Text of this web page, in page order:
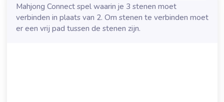
Mahjong Connect spel waarin je 3 stenen moet
verbinden in plaats van 2. Om stenen te verbinden moet
er een vrij pad tussen de stenen zijn.